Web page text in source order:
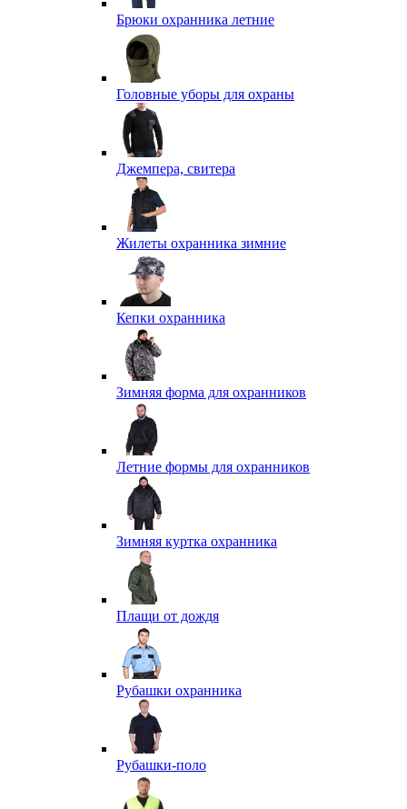
Брюки охранника летние
Головные уборы для охраны
Джемпера, свитера
Жилеты охранника зимние
Кепки охранника
Зимняя форма для охранников
Летние формы для охранников
Зимняя куртка охранника
Плащи от дождя
Рубашки охранника
Рубашки-поло